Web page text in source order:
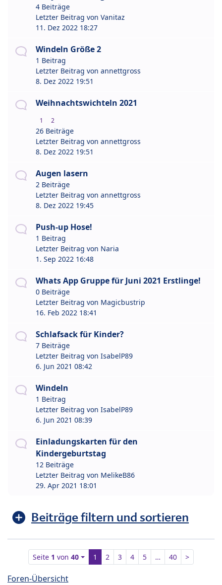
4 Beiträge
Letzter Beitrag von Vanitaz
11. Dez 2022 18:27
Windeln Größe 2
1 Beitrag
Letzter Beitrag von annettgross
8. Dez 2022 19:51
Weihnachtswichteln 2021
1 2
26 Beiträge
Letzter Beitrag von annettgross
8. Dez 2022 19:51
Augen lasern
2 Beiträge
Letzter Beitrag von annettgross
8. Dez 2022 19:45
Push-up Hose!
1 Beitrag
Letzter Beitrag von Naria
1. Sep 2022 16:48
Whats App Gruppe für Juni 2021 Erstlinge!
0 Beiträge
Letzter Beitrag von Magicbustrip
16. Feb 2022 18:41
Schlafsack für Kinder?
7 Beiträge
Letzter Beitrag von IsabelP89
6. Jun 2021 08:42
Windeln
1 Beitrag
Letzter Beitrag von IsabelP89
6. Jun 2021 08:39
Einladungskarten für den
Kindergeburtstag
12 Beiträge
Letzter Beitrag von MelikeB86
29. Apr 2021 18:01
Beiträge filtern und sortieren
Seite 1 von40 1 2 3 4 5 … 40 >
Foren-Übersicht